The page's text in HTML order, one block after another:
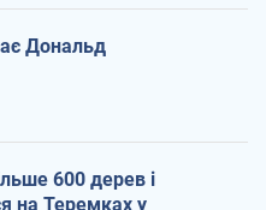
Дональд
600 дерев і
на Теремках у